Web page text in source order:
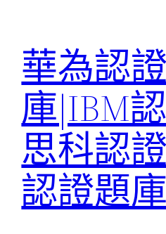
華為認
庫|IBM
思科認
認證題